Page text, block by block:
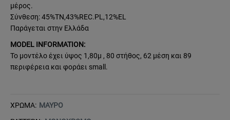
μέρος.
Σύνθεση: 45%TN,43%REC.PL,12%EL
Παράγεται στην Ελλάδα
MODEL INFORMATION:
Το μοντέλο έχει ύψος 1,80μ , 80 στήθος, 62 μέση και 89
περιφέρεια και φοράει small.
ΧΡΩΜΑ: ΜΑΥΡΟ